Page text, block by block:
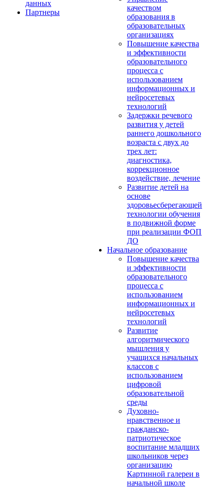
данных
Партнеры
качеством
образования в
образовательных
организациях
Повышение качества
и эффективности
образовательного
процесса с
использованием
информационных и
нейросетевых
технологий
Задержки речевого
развития у детей
раннего дошкольного
возраста с двух до
трех лет:
диагностика,
коррекционное
воздействие, лечение
Развитие детей на
основе
здоровьесберегающей
технологии обучения
в подвижной форме
при реализации ФОП
ДО
Начальное образование
Повышение качества
и эффективности
образовательного
процесса с
использованием
информационных и
нейросетевых
технологий
Развитие
алгоритмического
мышления у
учащихся начальных
классов с
использованием
цифровой
образовательной
среды
Духовно-
нравственное и
гражданско-
патриотическое
воспитание младших
школьников через
организацию
Картинной галереи в
начальной школе